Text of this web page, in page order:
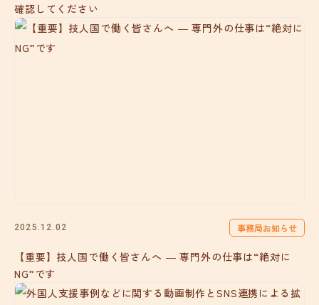
確認してください
2025.12.02 事務局お知らせ
【重要】技人国で働く皆さんへ ― 専門外の仕事は“絶対に
NG”です